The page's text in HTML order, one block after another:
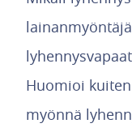
Huomioi
myönnä